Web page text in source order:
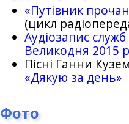
«Путівник
(цикл
Аудіозапис
Великодня 2015
Пісні Ганни
«Дякую за день»
Фото